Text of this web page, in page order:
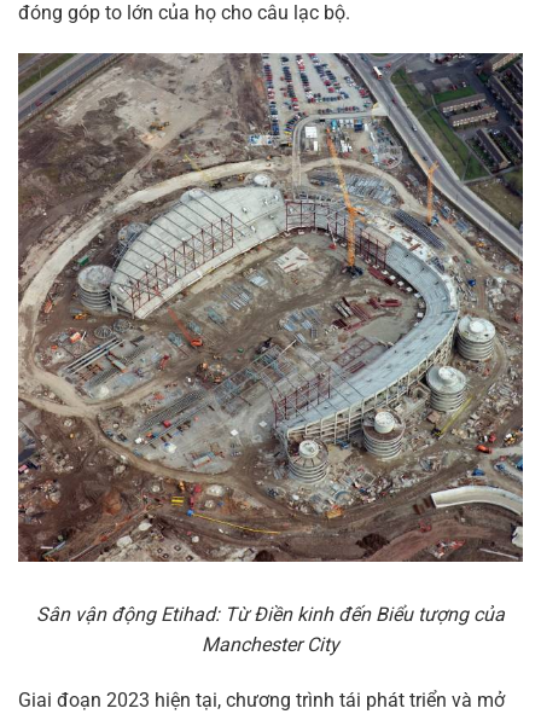
đóng góp to lớn của họ cho câu lạc bộ.
Sân vận động Etihad: Từ Điền kinh đến Biểu tượng của
Manchester City
Giai đoạn 2023 hiện tại, chương trình tái phát triển và mở